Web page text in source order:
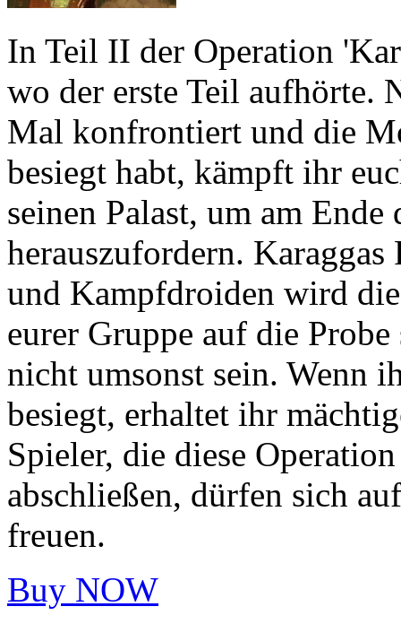
In Teil II der Operation
wo der erste Teil aufhörte.
Mal konfrontiert und die
besiegt habt, kämpft ihr
seinen Palast, um am Ende
herauszufordern.
und Kampfdroiden wird
eurer Gruppe auf die
nicht umsonst sein. Wenn
besiegt, erhaltet ihr
Spieler, die diese
abschließen, dürfen sich
freuen.
Buy NOW